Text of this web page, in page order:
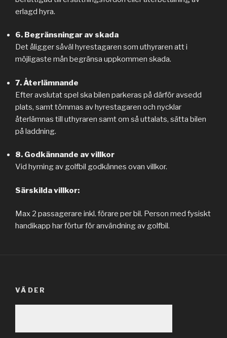
erlagd hyra.
6. Begränsningar av skada
Det åligger såväl hyrestagaren som uthyraren att i
möjligaste mån begränsa uppkommen skada.
7. Återlämnande
Efter avslutat spel ska bilen parkeras på därför avsedd
plats, samt tömmas av hyrestagaren och nycklar
återlämnas till uthyraren samt om så uttalats, sätta bilen
på laddning.
8. Godkännande av villkor
Vid hyrning av golfbil godkännes ovan villkor.
Särskilda villkor:
Max 2 passagerare inkl. förare per bil. Person med fysiskt
handikapp har förtur för användning av golfbil.
VÄDER